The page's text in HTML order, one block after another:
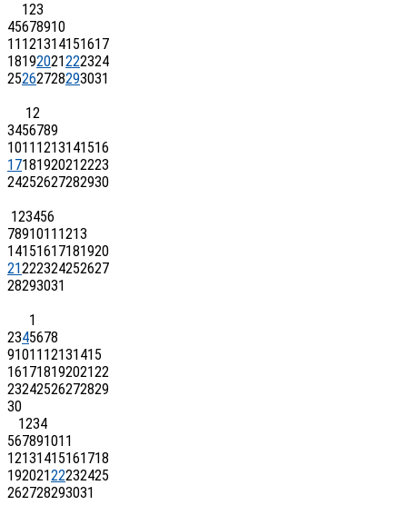
123
45678910
11 121314151617
18192021222324
25262728293031
12
3456789
1011 1213141516
17181920212223
24252627282930
123456
7891011 1213
14151617181920
21222324252627
28293031
1
2345678
91011 12131415
16171819202122
23242526272829
30
1234
567891011
12131415161718
19202122232425
262728293031